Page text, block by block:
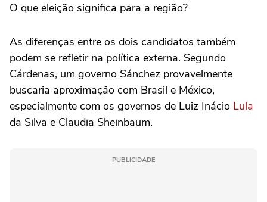
O que eleição significa para a região?
As diferenças entre os dois candidatos também
podem se refletir na política externa. Segundo
Cárdenas, um governo Sánchez provavelmente
buscaria aproximação com Brasil e México,
especialmente com os governos de Luiz Inácio Lula
da Silva e Claudia Sheinbaum.
PUBLICIDADE